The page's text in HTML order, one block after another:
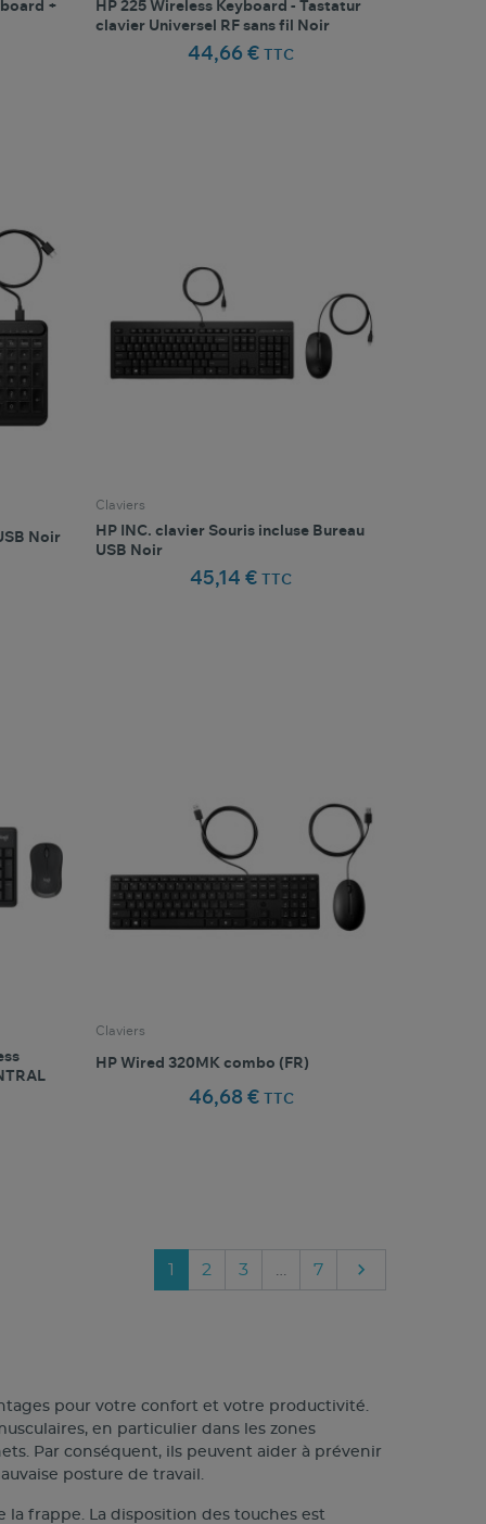
+
HP 225 Wireless Keyboard - Tastatur
clavier Universel RF sans fil Noir
44,66 €TTC
Noir
Claviers
HP INC. clavier Souris incluse Bureau
USB Noir
45,14 € TTC
Claviers
HP Wired 320MK combo (FR)
46,68 € TTC
1 2 3 7 Suivant

pour votre confort et votre productivité.
en particulier dans les zones
Par conséquent, ils peuvent aider à prévenir
posture de travail.
la frappe. La disposition des touches est